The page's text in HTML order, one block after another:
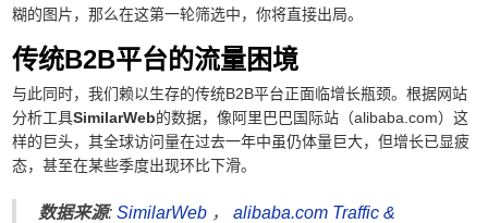
糊的图片，那么在这第一轮筛选中，你将直接出局。
传统B2B平台的流量困境
与此同时，我们赖以生存的传统B2B平台正面临增长瓶颈。根据网站
分析工具SimilarWeb的数据，像阿里巴巴国际站（alibaba.com）这
样的巨头，其全球访问量在过去一年中虽仍体量巨大，但增长已显疲
态，甚至在某些季度出现环比下滑。
数据来源:SimilarWeb ，alibaba.com Traffic &